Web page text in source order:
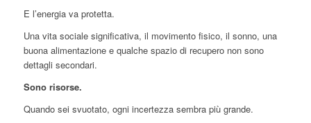
E l’energia va protetta.
Una vita sociale significativa, il movimento fisico, il sonno, una
buona alimentazione e qualche spazio di recupero non sono
dettagli secondari.
Sono risorse.
Quando sei svuotato, ogni incertezza sembra più grande.